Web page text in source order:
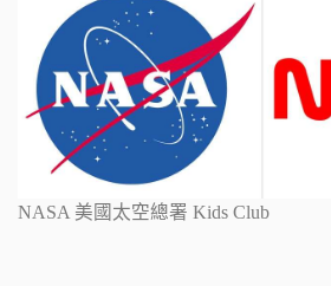
NASA 美國太空總署 Kids Club